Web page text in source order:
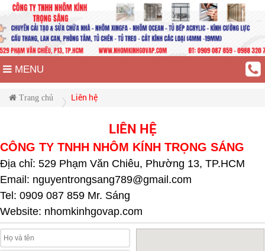
MENU
Trang chủ Liên hệ
LIÊN HỆ
CÔNG TY TNHH NHÔM KÍNH TRỌNG SÁNG
Địa chỉ: 529 Phạm Văn Chiêu, Phường 13, TP.HCM
Email: nguyentrongsang789@gmail.com
Tel: 0909 087 859 Mr. Sáng
Website: nhomkinhgovap.com